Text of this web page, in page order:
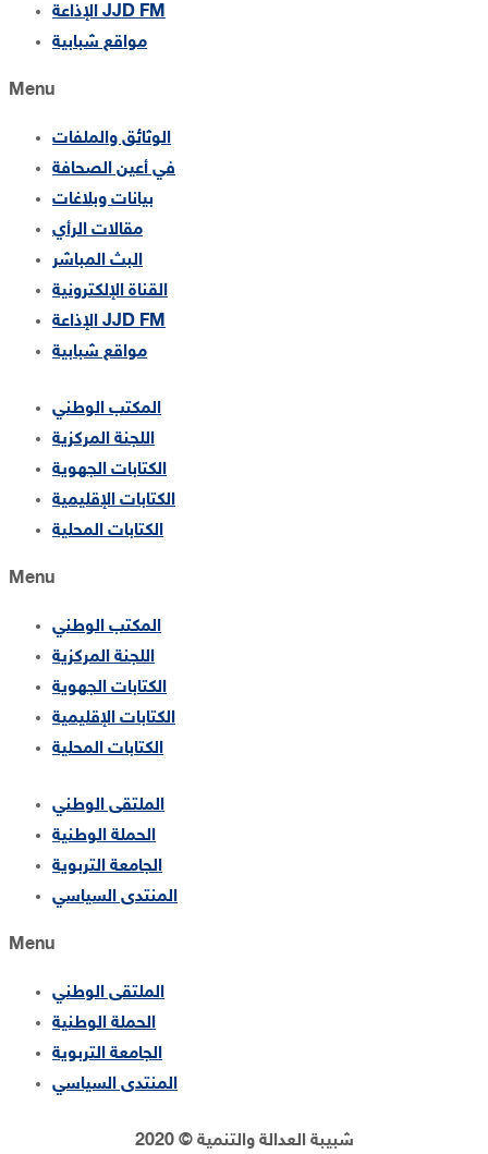
الإذاعة JJD FM
مواقع شبابية
Menu
الوثائق والملفات
في أعين الصحافة
بيانات وبلاغات
مقالات الرأي
البث المباشر
القناة الإلكترونية
الإذاعة JJD FM
مواقع شبابية
المكتب الوطني
اللجنة المركزية
الكتابات الجهوية
الكتابات الإقليمية
الكتابات المحلية
Menu
المكتب الوطني
اللجنة المركزية
الكتابات الجهوية
الكتابات الإقليمية
الكتابات المحلية
الملتقى الوطني
الحملة الوطنية
الجامعة التربوية
المنتدى السياسي
Menu
الملتقى الوطني
الحملة الوطنية
الجامعة التربوية
المنتدى السياسي
شبيبة العدالة والتنمية © 2020